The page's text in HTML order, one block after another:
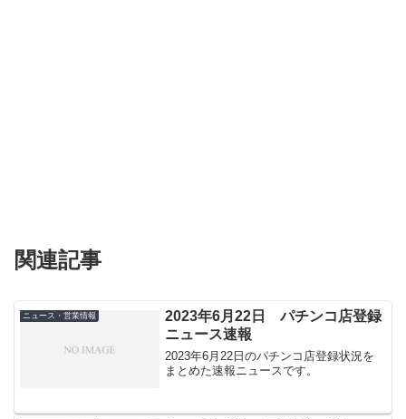
関連記事
ニュース・営業情報
2023年6月22日 パチンコ店登録
ニュース速報
2023年6月22日のパチンコ店登録状況を
まとめた速報ニュースです。